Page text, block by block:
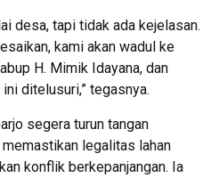
desa, tapi tidak ada kejelasan.
kami akan wadul ke
H. Mimik Idayana, dan
ditelusuri,” tegasnya.
segera turun tangan
legalitas lahan
konflik berkepanjangan. Ia